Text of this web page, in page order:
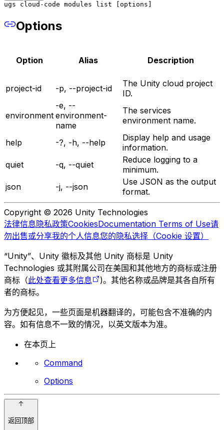
ugs cloud-code modules list [options]
Options
Option Alias Description
project-id -p, --project-id
The Unity cloud project
ID.
environment
-e, --
environment-
name
The services
environment name.
help -?, -h, --help
Display help and usage
information.
quiet
-q, --quiet
Reduce logging to a
minimum.
json
-j, --json
Use JSON as the output
format.
Copyright © 2026 Unity Technologies
法律信息隐私政策CookiesDocumentation Terms of Use请
勿出售或分享我的个人信息您的隐私选择（Cookie 设置）
“Unity”、Unity 徽标及其他 Unity 商标是 Unity
Technologies 或其附属公司在美国和其他地方的商标或注册
商标（此处查看更多信息
)。其他名称或品牌是其各自所有
者的商标。
为方便起见，一些页面是机器翻译的，可能包含不准确的内
容。如有信息不一致的情况，以英文版本为准。
在本页上
Command
Options
返回顶部